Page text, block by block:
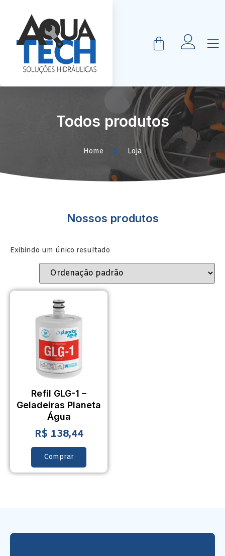
Todos produtos
Home Loja
Nossos produtos
Exibindo um único resultado
Refil GLG-1 –
Geladeiras Planeta
Água
R$ 138,44
Comprar